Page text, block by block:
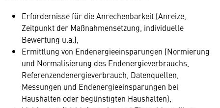
Erfordernisse für die Anrechenbarkeit (Anreize,
Zeitpunkt der Maßnahmensetzung, individuelle
Bewertung u.a.),
Ermittlung von Endenergieeinsparungen (Normierung
und Normalisierung des Endenergieverbrauchs,
Referenzendenergieverbrauch, Datenquellen,
Messungen und Endenergieeinsparungen bei
Haushalten oder begünstigten Haushalten),